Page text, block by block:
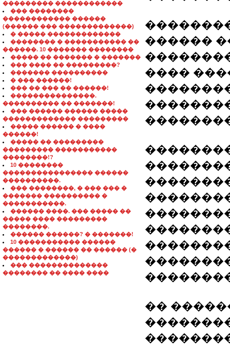
��������� ������������
��� ��������
������������ ������
(������ ��� �������������)
� ����� �������������
�������� � ����������� ��
������. 10 ������� ��������
����� �� ������� � �������
��� ���� �� ���������?
������� ����������
� ��� ������!
��� �� ��� �� ������!
���������������.
���������� �� �������!
��� ������ ������ �����
������������� ���������
����� ������ � ����
������!
����� �� ���������
��������� �����������
��������!?
10 ��������
���������������� ������
����������.
��� ��������, � ��� ��� �
������� ���������� �
�����������.
������ ����. ��� ����� ��
����� ���� ���������
��������.
������ ������? � �������!
10 ����������� ������
������ � ������ �� ������ (�
�������������)
��� ��������������
�������� �� ���� ����
������
����
��